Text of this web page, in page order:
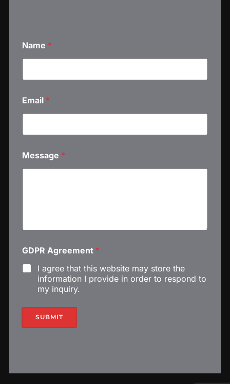
Name *
Email *
Message *
*
*
GDPR Agreement *
I agree that this website may store the
information I provide in order to respond to
my inquiry.
SUBMIT